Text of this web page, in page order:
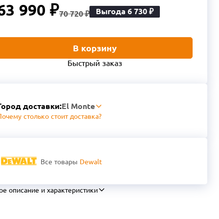
990 ₽70 720 ₽ Выгода 6 730 ₽
В корзину
Быстрый заказ
доставки:El Monte
столько стоит доставка?
Все товары Dewalt
описание и характеристики